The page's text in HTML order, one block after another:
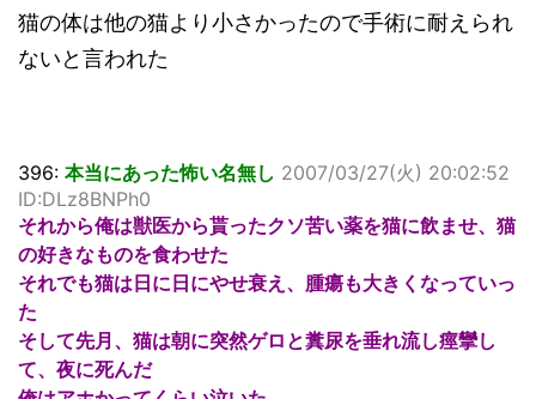
猫の体は他の猫より小さかったので手術に耐えられ
ないと言われた
396: 本当にあった怖い名無し 2007/03/27(火) 20:02:52
ID:DLz8BNPh0
それから俺は獣医から貰ったクソ苦い薬を猫に飲ませ、猫
の好きなものを食わせた
それでも猫は日に日にやせ衰え、腫瘍も大きくなっていっ
た
そして先月、猫は朝に突然ゲロと糞尿を垂れ流し痙攣し
て、夜に死んだ